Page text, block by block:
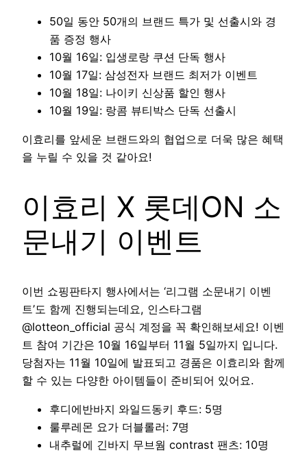
50일 동안 50개의 브랜드 특가 및 선출시와 경
품 증정 행사
10월 16일: 입생로랑 쿠션 단독 행사
10월 17일: 삼성전자 브랜드 최저가 이벤트
10월 18일: 나이키 신상품 할인 행사
10월 19일: 랑콤 뷰티박스 단독 선출시
이효리를 앞세운 브랜드와의 협업으로 더욱 많은 혜택
을 누릴 수 있을 것 같아요!
이효리 X 롯데ON 소
문내기 이벤트
이번 쇼핑판타지 행사에서는 ‘리그램 소문내기 이벤
트’도 함께 진행되는데요, 인스타그램
@lotteon_official 공식 계정을 꼭 확인해보세요! 이벤
트 참여 기간은 10월 16일부터 11월 5일까지 입니다.
당첨자는 11월 10일에 발표되고 경품은 이효리와 함께
할 수 있는 다양한 아이템들이 준비되어 있어요.
후디에반바지 와일드동키 후드: 5명
룰루레몬 요가 더블롤러: 7명
내추럴에 긴바지 무브웜 contrast 팬츠: 10명